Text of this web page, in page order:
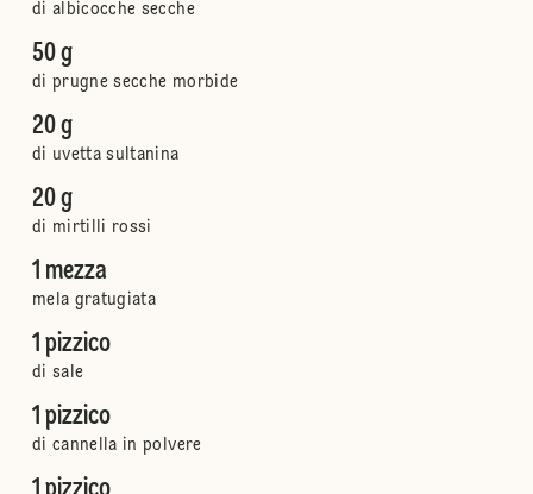
di albicocche secche
50 g
di prugne secche morbide
20 g
di uvetta sultanina
20 g
di mirtilli rossi
1 mezza
mela gratugiata
1 pizzico
di sale
1 pizzico
di cannella in polvere